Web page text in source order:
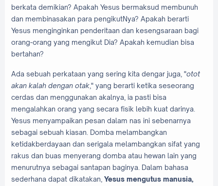
berkata demikian? Apakah Yesus bermaksud membunuh
dan membinasakan para pengikutNya? Apakah berarti
Yesus menginginkan penderitaan dan kesengsaraan bagi
orang-orang yang mengikut Dia? Apakah kemudian bisa
bertahan?
Ada sebuah perkataan yang sering kita dengar juga, "otot
akan kalah dengan otak," yang berarti ketika seseorang
cerdas dan menggunakan akalnya, ia pasti bisa
mengalahkan orang yang secara fisik lebih kuat darinya.
Yesus menyampaikan pesan dalam nas ini sebenarnya
sebagai sebuah kiasan. Domba melambangkan
ketidakberdayaan dan serigala melambangkan sifat yang
rakus dan buas menyerang domba atau hewan lain yang
menurutnya sebagai santapan baginya. Dalam bahasa
sederhana dapat dikatakan, Yesus mengutus manusia,